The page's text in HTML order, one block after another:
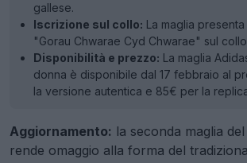
gallese.
Iscrizione sul collo: La maglia
"Gorau Chwarae Cyd Chwarae" sul
Disponibilità e prezzo: La maglia
donna è disponibile dal 17 febbraio al
la versione autentica e 85€ per la
Aggiornamento: la seconda maglia
rende omaggio alla forma del